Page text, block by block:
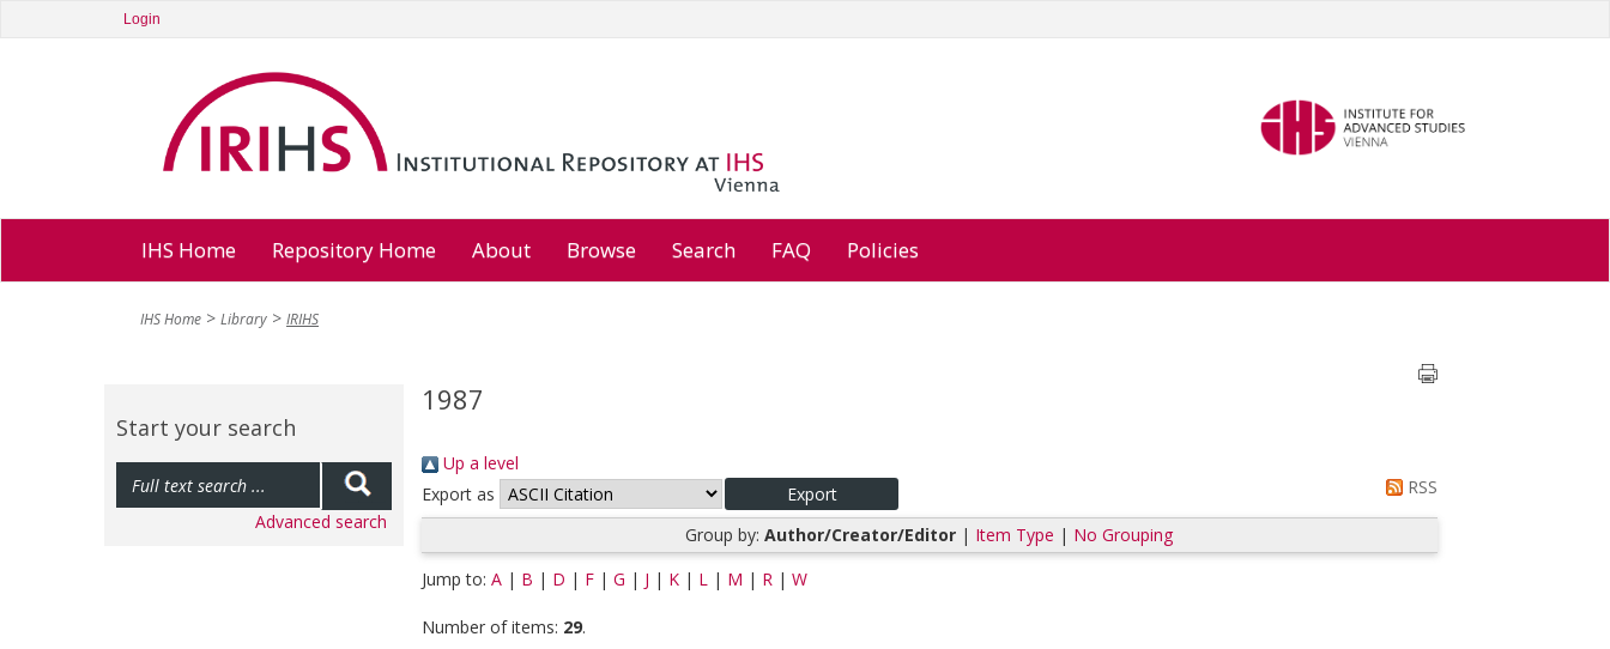
Login
IHS Home Repository Home About Browse Search FAQ Policies
IHS Home Library IRIHS
Start your search
Advanced search
1987
Up a level
Export as
RSS
Group by:Author/Creator/Editor | Item Type | No Grouping
Jump to: A | B | D | F | G | J | K | L | M | R | W
Number of items: 29.